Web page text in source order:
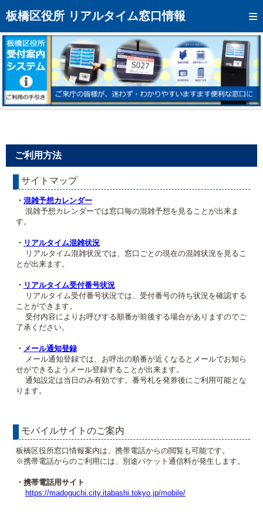
板橋区役所 リアルタイム窓口情報
トップページへ
混雑予想カレンダー
リアルタイム混雑状況
リアルタイム受付番号状況
メール通知登録
モバイルサイト
アクセス
区役所フロアマップ
ご利用方法
サイトマップ
・ 混雑予想カレンダー
混雑予想カレンダーでは窓口毎の混雑予想を見ることが出来ま
す。
・ リアルタイム混雑状況
リアルタイム混雑状況では、窓口ごとの現在の混雑状況を見るこ
とが出来ます。
・ リアルタイム受付番号状況
リアルタイム受付番号状況では、受付番号の待ち状況を確認する
ことができます。
受付内容によりお呼びする順番が前後する場合がありますのでご
了承ください。
・ メール通知登録
メール通知登録では、お呼出の順番が近くなるとメールでお知ら
せができるようメール登録することが出来ます。
通知設定は当日のみ有効です。番号札を発券後にご利用可能とな
ります。
モバイルサイトのご案内
板橋区役所窓口情報案内は、携帯電話からの閲覧も可能です。
※携帯電話からのご利用には、別途パケット通信料が発生します。
・携帯電話用サイト
https://madoguchi.city.itabashi.tokyo.jp/mobile/